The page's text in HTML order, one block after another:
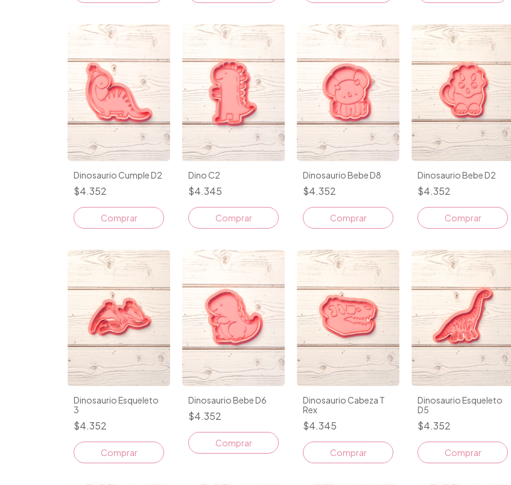
Dinosaurio Cumple D2
$4.352
Comprar
Dino C2
$4.345
Comprar
Dinosaurio Bebe D8
$4.352
Comprar
Dinosaurio Bebe D2
$4.352
Comprar
Dinosaurio Esqueleto
3
$4.352
Comprar
Dinosaurio Bebe D6
$4.352
Comprar
Dinosaurio Cabeza T
Rex
$4.345
Comprar
Dinosaurio Esqueleto
D5
$4.352
Comprar